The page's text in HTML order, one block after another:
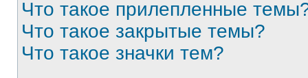
Что такое прилепленные
Что такое закрытые темы?
Что такое значки тем?